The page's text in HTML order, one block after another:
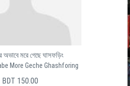
অভাবে মরে গেছে ঘাসফড়িং
More Geche Ghashforing
BDT 150.00